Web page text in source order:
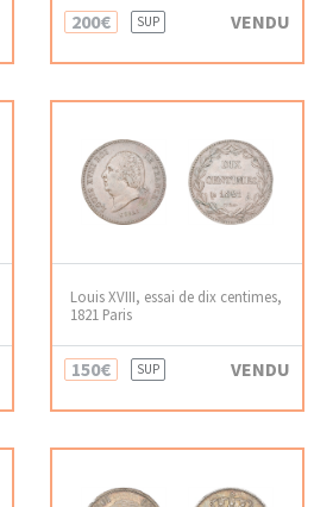
200€ SUP VENDU
Louis XVIII, essai de dix centimes,
1821 Paris
150€ SUP VENDU